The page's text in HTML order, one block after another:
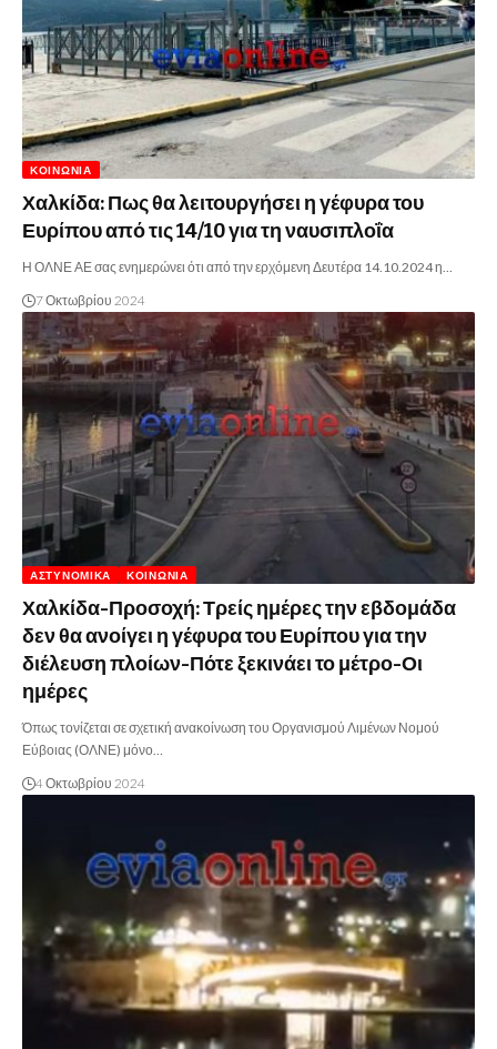
ΚΟΙΝΩΝΊΑ
Χαλκίδα: Πως θα λειτουργήσει η γέφυρα του
Ευρίπου από τις 14/10 για τη ναυσιπλοΐα
Η ΟΛΝΕ ΑΕ σας ενημερώνει ότι από την ερχόμενη Δευτέρα 14.10.2024 η…
7 Οκτωβρίου 2024
ΑΣΤΥΝΟΜΙΚΆ ΚΟΙΝΩΝΊΑ
Χαλκίδα-Προσοχή: Τρείς ημέρες την εβδομάδα
δεν θα ανοίγει η γέφυρα του Ευρίπου για την
διέλευση πλοίων-Πότε ξεκινάει το μέτρο-Οι
ημέρες
Όπως τονίζεται σε σχετική ανακοίνωση του Οργανισμού Λιμένων Νομού
Εύβοιας (ΟΛΝΕ) μόνο…
4 Οκτωβρίου 2024